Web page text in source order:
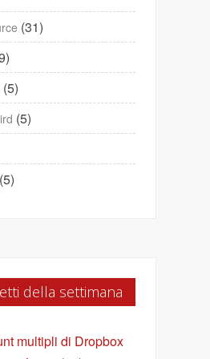
(31)
(5)
(5)
(5)
della settimana
multipli di Dropbox